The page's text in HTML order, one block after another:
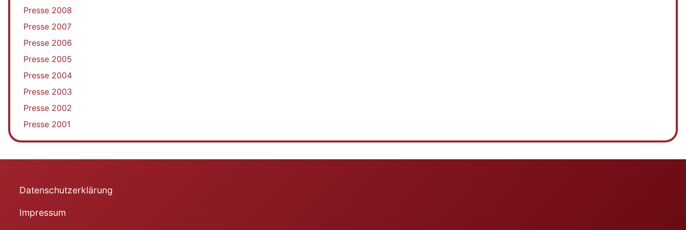
Presse 2008
Presse 2007
Presse 2006
Presse 2005
Presse 2004
Presse 2003
Presse 2002
Presse 2001
Datenschutzerklärung
Impressum